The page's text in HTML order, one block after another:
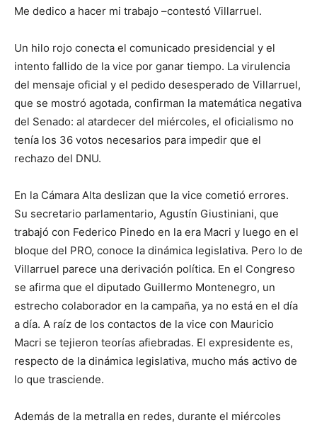
Me dedico a hacer mi trabajo –contestó Villarruel.
Un hilo rojo conecta el comunicado presidencial y el
intento fallido de la vice por ganar tiempo. La virulencia
del mensaje oficial y el pedido desesperado de Villarruel,
que se mostró agotada, confirman la matemática negativa
del Senado: al atardecer del miércoles, el oficialismo no
tenía los 36 votos necesarios para impedir que el
rechazo del DNU.
En la Cámara Alta deslizan que la vice cometió errores.
Su secretario parlamentario, Agustín Giustiniani, que
trabajó con Federico Pinedo en la era Macri y luego en el
bloque del PRO, conoce la dinámica legislativa. Pero lo de
Villarruel parece una derivación política. En el Congreso
se afirma que el diputado Guillermo Montenegro, un
estrecho colaborador en la campaña, ya no está en el día
a día. A raíz de los contactos de la vice con Mauricio
Macri se tejieron teorías afiebradas. El expresidente es,
respecto de la dinámica legislativa, mucho más activo de
lo que trasciende.
Además de la metralla en redes, durante el miércoles